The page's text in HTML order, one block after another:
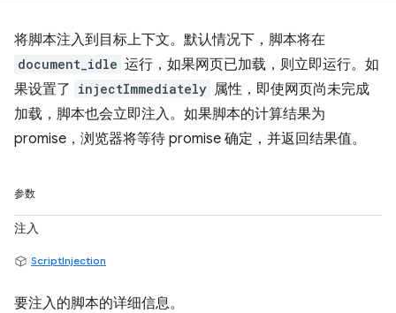
将脚本注入到目标上下文。默认情况下，脚本将在
document_idle 运行，如果网页已加载，则立即运行。如
果设置了 injectImmediately 属性，即使网页尚未完成
加载，脚本也会立即注入。如果脚本的计算结果为
promise，浏览器将等待 promise 确定，并返回结果值。
参数
注入
ScriptInjection
要注入的脚本的详细信息。